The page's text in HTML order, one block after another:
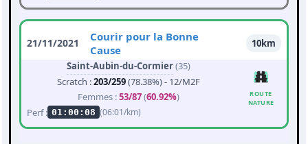
21/11/2021
Courir pour la Bonne
Cause
10km
Saint-Aubin-du-Cormier(35)
Scratch :203/259(78.38%) - 12/M2F
Femmes :53/87(60.92%)
Perf : 01:00:08 (06:01/km)
ROUTE
NATURE